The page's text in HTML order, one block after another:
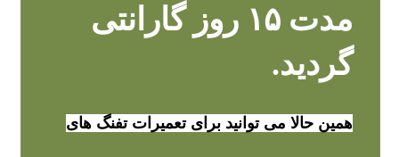
مدت ۱۵ روز گارانتی
گردید.
همین حالا می توانید برای تعمیرات تفنگ های